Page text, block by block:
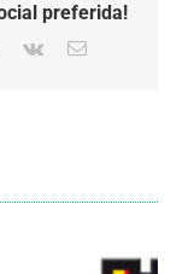
preferida!
Pinterest
Vk Email: